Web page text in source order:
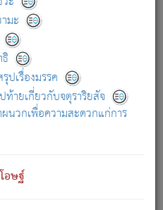
มะ
เรื่องมรรค
ายเกี่ยวกับจตุราริยสัจ
นวกเพื่อความสะดวกแก่การ
อษฐ์